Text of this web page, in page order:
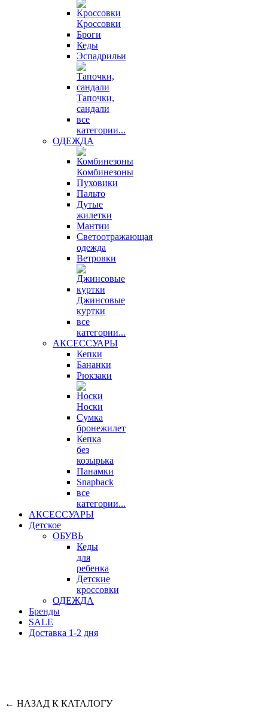
Кроссовки
Броги
Кеды
Эспадрильи
Тапочки,
сандали
все
категории...
ОДЕЖДА
Комбинезоны
Пуховики
Пальто
Дутые
жилетки
Мантии
Светоотражающая
одежда
Ветровки
Джинсовые
куртки
все
категории...
АКСЕССУАРЫ
Кепки
Бананки
Рюкзаки
Носки
Сумка
бронежилет
Кепка
без
козырька
Панамки
Snapback
все
категории...
АКСЕССУАРЫ
Детское
ОБУВЬ
Кеды
для
ребенка
Детские
кроссовки
ОДЕЖДА
Бренды
SALE
Доставка 1-2 дня
← НАЗАД К КАТАЛОГУ